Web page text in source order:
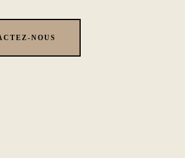
NOUS